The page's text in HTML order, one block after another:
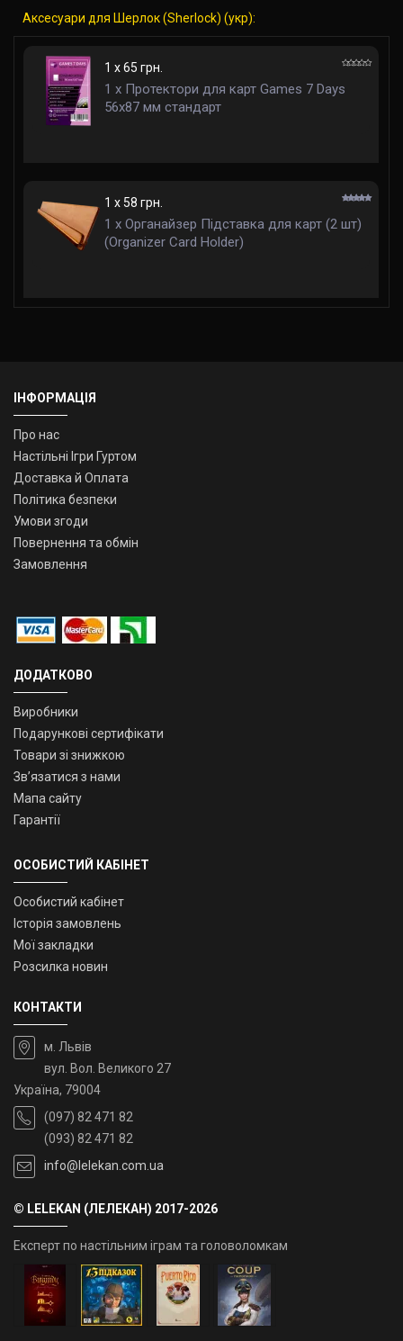
Аксесуари для Шерлок (Sherlock) (укр):
1 x 65 грн.
1 x Протектори для карт Games 7 Days
56x87 мм стандарт
1 x 58 грн.
1 x Органайзер Підставка для карт (2 шт)
(Organizer Card Holder)
ІНФОРМАЦІЯ
Про нас
Настільні Ігри Гуртом
Доставка й Оплата
Політика безпеки
Умови згоди
Повернення та обмін
Замовлення
ДОДАТКОВО
Виробники
Подарункові сертифікати
Товари зі знижкою
Зв’язатися з нами
Мапа сайту
Гарантії
ОСОБИСТИЙ КАБІНЕТ
Особистий кабінет
Історія замовлень
Мої закладки
Розсилка новин
КОНТАКТИ
м. Львів
вул. Вол. Великого 27
Україна, 79004
(097) 82 471 82
(093) 82 471 82
info@lelekan.com.ua
© LELEKAN (ЛЕЛЕКАН) 2017-2026
Експерт по настільним іграм та головоломкам